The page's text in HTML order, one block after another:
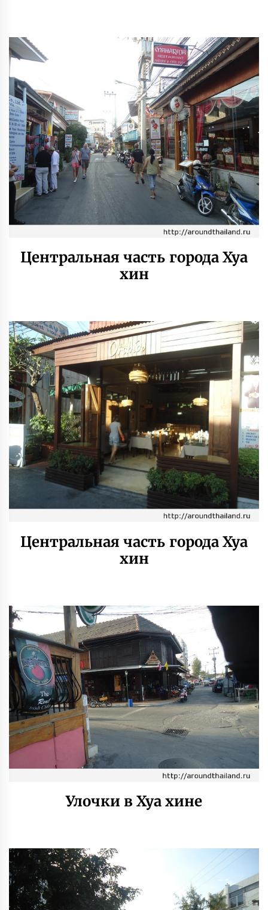
Центральная часть города Хуа
хин
Центральная часть города Хуа
хин
Улочки в Хуа хине